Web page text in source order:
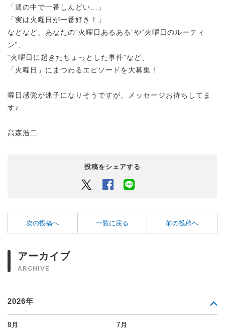
「週の中で一番しんどい…」
「実は火曜日が一番好き！」
などなど、あなたの“火曜日あるある”や“火曜日のルーティ
ン”、
“火曜日に起きたちょっとした事件”など、
「火曜日」にまつわるエピソードを大募集！
曜日感覚が迷子になりそうですが、メッセージお待ちしてま
す♪
高森浩二
投稿をシェアする
Twitter Facebook
次の投稿へ 一覧に戻る 前の投稿へ
アーカイブ
ARCHIVE
2026年
8月 7月